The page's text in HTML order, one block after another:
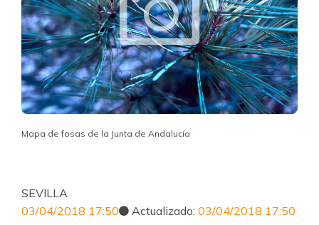
Mapa de fosas de la Junta de Andalucía
SEVILLA
03/04/2018 17:50
Actualizado: 03/04/2018 17:50